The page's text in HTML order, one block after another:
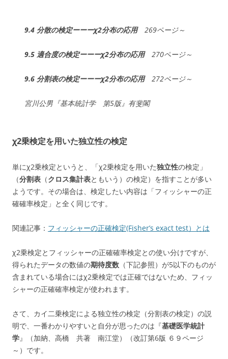
9.4 分散の検定ーーーχ2分布の応用269ページ～
9.5 適合度の検定ーーーχ2分布の応用270ページ～
9.6 分割表の検定ーーーχ2分布の応用272ページ～
宮川公男『基本統計学 第5版』有斐閣
χ2乗検定を用いた独立性の検定
単にχ2乗検定というと、「χ2乗検定を用いた独立性の検定」
（分割表 （クロス集計表ともいう）の検定）を指すことが多い
ようです。その場合は、検定したい内容は「フィッシャーの正
確確率検定」と全く同じです。
関連記事： フィッシャーの正確検定(Fisher’s exact test）とは
χ2乗検定とフィッシャーの正確確率検定との使い分けですが、
得られたデータの数値の期待度数 （下記参照）が5以下のものが
含まれている場合にはχ2乗検定では正確ではないため、フィッ
シャーの正確確率検定が使われます。
さて、カイ二乗検定による独立性の検定（分割表の検定）の説
明で、一番わかりやすいと自分が思ったのは『基礎医学統計
学』（加納、高橋 共著 南江堂）（改訂第6版 ６９ページ
～）です。